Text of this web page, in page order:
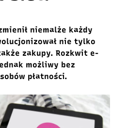
niemalże każdy
nie tylko
zakupy. Rozkwit e-
możliwy bez
płatności.